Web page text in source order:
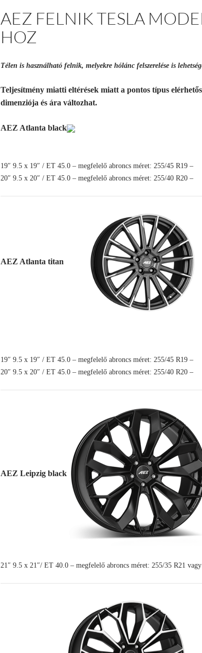
AEZ FELNIK TESLA
HOZ
Télen is használható felnik, melyekre hólánc felszerelése is
Teljesítmény miatti eltérések miatt a pontos típus
dimenziója és ára változhat.
AEZ Atlanta black
19″ 9.5 x 19″ / ET 45.0 – megfelelő abroncs méret: 255/45 R19 –
20″ 9.5 x 20″ / ET 45.0 – megfelelő abroncs méret: 255/40 R20 –
AEZ Atlanta titan
19″ 9.5 x 19″ / ET 45.0 – megfelelő abroncs méret: 255/45 R19 –
20″ 9.5 x 20″ / ET 45.0 – megfelelő abroncs méret: 255/40 R20 –
AEZ Leipzig black
21″ 9.5 x 21″/ ET 40.0 – megfelelő abroncs méret: 255/35 R21